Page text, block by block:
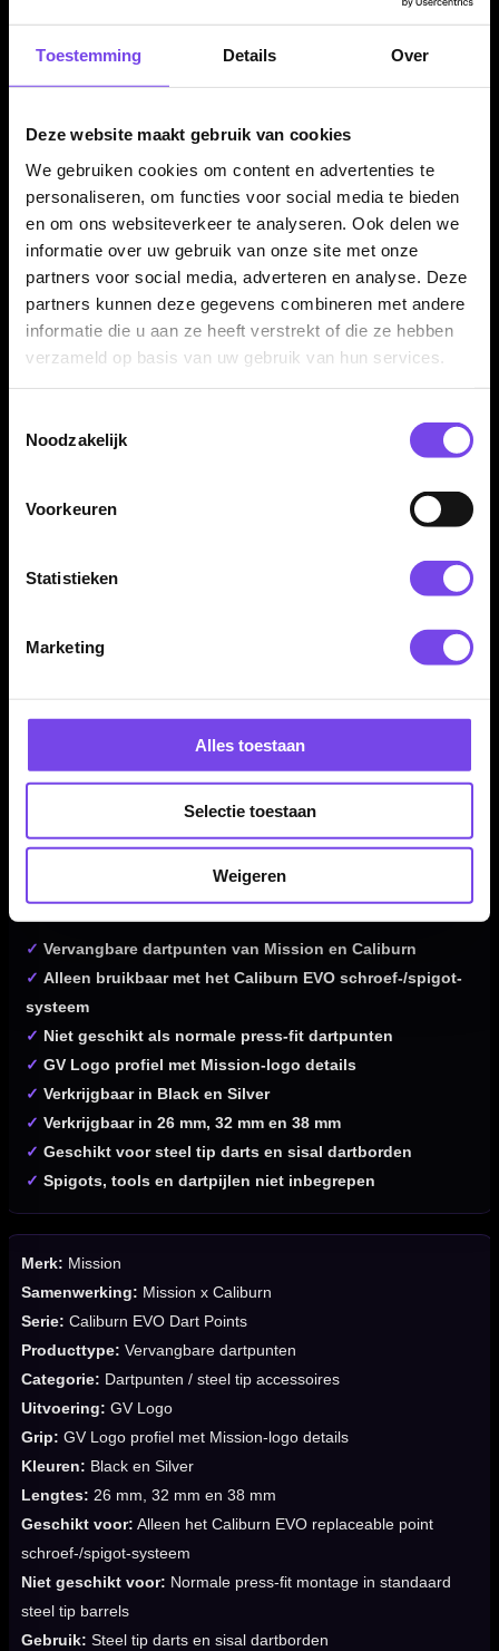
Toestemming Details Over
Deze website maakt gebruik van cookies
We gebruiken cookies om content en advertenties te
personaliseren, om functies voor social media te bieden
en om ons websiteverkeer te analyseren. Ook delen we
informatie over uw gebruik van onze site met onze
partners voor social media, adverteren en analyse. Deze
partners kunnen deze gegevens combineren met andere
informatie die u aan ze heeft verstrekt of die ze hebben
verzameld op basis van uw gebruik van hun services.
Noodzakelijk
Voorkeuren
Statistieken
Marketing
Alles toestaan
Selectie toestaan
Weigeren
Snel wisselen met de juiste tool
Met de juiste Caliburn EVO Re-Point Tool en EVO Point Driver
gebruiken.
Voor steel tip darts en sisal dartborden
Deze Mission Caliburn EVO punten zijn bedoeld voor steel tip
darts die geschikt zijn gemaakt voor het Caliburn EVO
systeem. Ze zijn ontworpen voor gebruik op sisal dartborden
en niet voor elektronische dartborden.
Controleer voor aankoop of je dartbarrels geschikt zijn voor
spigots kunnen deze punten niet correct worden gebruikt.
Spigots en tools niet inbegrepen
Points GV Logo. De benodigde Caliburn EVO spigots, EVO
Re-Point Tool, EVO Point Driver Tool, dartpijlen, barrels en
overige accessoires worden niet meegeleverd en moeten
apart aanwezig zijn of apart worden aangeschaft.
✓ Vervangbare dartpunten van Mission en Caliburn
✓ Alleen bruikbaar met het Caliburn EVO schroef-/spigot-
systeem
✓ Niet geschikt als normale press-fit dartpunten
✓ GV Logo profiel met Mission-logo details
✓ Verkrijgbaar in Black en Silver
✓ Verkrijgbaar in 26 mm, 32 mm en 38 mm
✓ Geschikt voor steel tip darts en sisal dartborden
✓ Spigots, tools en dartpijlen niet inbegrepen
Merk: Mission
Samenwerking: Mission x Caliburn
Serie: Caliburn EVO Dart Points
Producttype: Vervangbare dartpunten
Categorie: Dartpunten / steel tip accessoires
Uitvoering: GV Logo
Grip: GV Logo profiel met Mission-logo details
Kleuren: Black en Silver
Lengtes: 26 mm, 32 mm en 38 mm
Geschikt voor: Alleen het Caliburn EVO replaceable point
schroef-/spigot-systeem
Niet geschikt voor: Normale press-fit montage in standaard
steel tip barrels
Gebruik: Steel tip darts en sisal dartborden